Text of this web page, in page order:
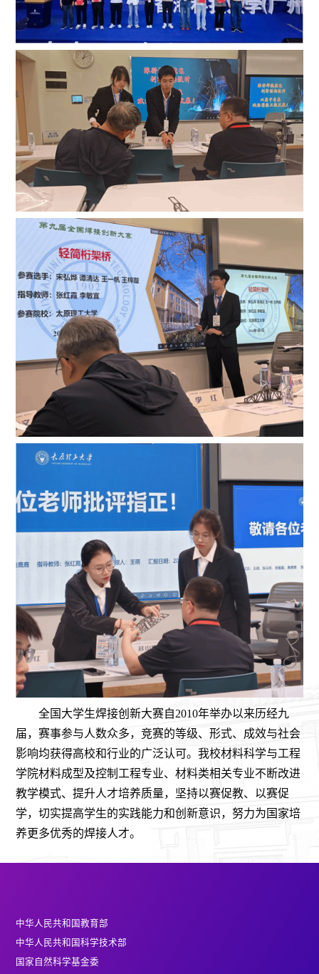
全国大学生焊接创新大赛自2010年举办以来历经九
届，赛事参与人数众多，竞赛的等级、形式、成效与社会
影响均获得高校和行业的广泛认可。我校材料科学与工程
学院材料成型及控制工程专业、材料类相关专业不断改进
教学模式、提升人才培养质量，坚持以赛促教、以赛促
学，切实提高学生的实践能力和创新意识，努力为国家培
养更多优秀的焊接人才。
中华人民共和国教育部
中华人民共和国科学技术部
国家自然科学基金委